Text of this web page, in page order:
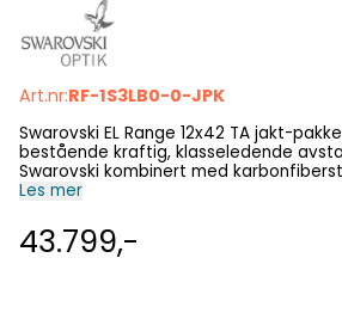
Art.nr:RF-1S3LB0-0-JPK
Swarovski EL Range 12x42 TA jakt-pakke Pakkeløsning bestående kraftig, klasseledende avstandsmålerkikkert fra Swarovski kombinert med karbonfiberstativ og stativadapter. 12x42 er den nyeste og på rekkevidde kraftigste av den nye TA-modellene som fabrikken lanserte i 2021. Modellen finnes også i 8x32, 10x32, 8x42 og 10x42. Om Swarovski EL Range TA Laseravstandsmåler og klasseledende optisk ytelse i skjønn forening. I likhet med de analoge modellene i EL-familien bygger Range-modellene på et solid magnesiumskrog med åpen brokonstruksjon. Magnesium reduserer kikkertens egenvekt, mens den åpne konstruksjonen sikrer et trygt og komfortabelt grep. Med TA er EL Range for første gang på optisk nivå med de analoge EL-modellene, med større synsfelt og bruken av korrigerende field flattener -linser. Disse korrigerer for fortegningsavvik i bildets randsone, og gir dermed full skarphet helt ut mot bildekanten. Som på de øvrige EL-modellene, samt nylanserte NL Pure, er EL TA utstyrt med fluorittholdig glass. Dette spesialglasset er kostbart, tidkrevende og vanskelig å fremstille, men bidrar til fremragende optisk kvalitet. Range-modellene er også utstyrt med linsebelegget Swarotop - som øker kikkertens lysgjennomgang, Swarodur , som jobber i tandem med Swarotop for å minimere lystapet gjennom prismer og samtlige linseelementer. På de reflekterende fasettene på prismene finner vi Swarobright , som i likhet med Swarotop og Swarodur skal sikre høy lysgjennomgang. Sist men ikke minst finner vi en hydrobisk (vannavstøtende) coating, døpt Swaroclean , helt ytterst på objektiv- og okularlinsene. Swaroclean bryter overflatespenningen og medfører at innfallende vann preller av linseoverflatene. I tillegg blir det enklere å fjerne gjenstridige flekker. Avstandsmåleren i praksis På forgjengeren (EL Range WB) var avstandsmåleren designet for å kun hensynta helningsvinkelen og gi jegeren såkalt ekvivalent horisontalavstand (EHR). Denne funksjonen er videreført til EL Range TA, men i tillegg vil kikkerten automatisk innberegne barometrisk trykk, temperatur, i tillegg til at du via blåtann kan mate avstandsmåleren med tre ballistiske profiler, avhengig av hvilket kaliber du skyter med, etc. En annen innovativ løsning som du kun finner på den nye TA-modellen, er et digitalt peilekompass som viser vei mot hvor du foretok siste måling. Dette kommer godt med i kupert terreng, hvor det er lett å ta feil av nøyaktig hvor fellingen skjedde. Denne funksjonen er mulig å bruke både i selve kikkerten, med kompassprojisering i bildet, og/eller ved hjelp av en egen app på smarttelefonen din. Bruker du smarttelefon kan appen basert på GPS-data fra telefonen gi skuddlokasjonen på kart. I tillegg til ovennevnte nyvinninger er avstandsmåleren på nye EL Range TA kraftig forbedret, med høyere presisjon og bedre rekkevidde (fra maks 1375 m på forgjengeren, til 2000 meter på TA). I tillegg er nærgrensen på måleren flyttet fra 30 meter til 10 meter. Når kikkerten er tilkoblet mobiltelefonen via blåtann, kan du velge en av de tre siste avstandsmålingene. Deretter vil telefonen gi deg en rute med startpunkt og sluttpunkt. Startpunktet kan velges enten automatisk eller manuelt. Velger du startpunkt manuelt er det svært viktig at du fortsatt står nøyaktig hvor målingen ble foretatt. Når dette er gjort vil telefonen guide deg mot fellingspunktet. Hvis du har mobildata tilgjengelig kan du se i sanntid på satelittkart hvor du befinner deg, og i hvilken retning du må gå for å finne dyret. Pannestøtte (valgfritt tilbehør) Som det analoge flaggskipet NL Pure, har nye EL Range TA mulighet for å montere en regulerbar pannestøtte. Dette gir trepunktstøtte mot ansiktet og dermed overlegen stabilitet på frihånd. Støtten finner du under relaterte produkter nederst på denne siden. AVSTANDSMÅLER Den integrerte tiltindikatoren med et unikt vinkelskuddprogram, viser enten den justerte skuddavstanden eller vinkelen. EL Range gir deg nøyaktige målinger fra en avstand på 10 meter. PERSONLIG BALLISTIKK Bruk smarttelefonappen til å konfigurere kikkerten etter dine spesifikke behov og individuelle ballistikkdata. Basert på dette og atmosfæriske data som lufttrykk og temperatur, hjelper den deg med å skyte med enda større presisjon, fordi den også gir deg antall klikk som er nødvendig for kikkertsiktet, og den justerte skuddavstanden. TRACKING ASSISTANT Integrert Tracking Assistant gjør det mye enklere å spore byttet ved å veilede deg til stedet der du skjøt det forrige skuddet ditt. Du kan velge å bruke dette programmet via telefonen eller EL Range. FRR PANNESTØTTE EL RANGE Med pannestøtten kan du observere komfortabelt i timevis – ideelt ved maksimal forstørrelse. Den er tilgjengelig som valgfritt tilbehør. Tiltenkt bruksområde Naturlig nok er det jegere som utgjør hovedmålgruppen for EL Range 8x42 og 10x42 W B. Mens 10-ganger-utgaven appellerer mest til de som opererer i store, åpne landskap, er 8x42 av hensyn til synsfelt og lysstyrke velegnet til tettere, skoglendt terreng. Anbefalte rengjøringsartikler finner du under relaterte produkter nederst på denne siden. YouTube-videoer som omhandler Swarovski EL Range TA Presentasjon av EL Range TA Opplæringsvideo EL Range TA Tracking Assistant (TA) Hvordan: Blåtann-kobling mot mobil Hvordan: Justering av diopter Hvordan: Feste nakkereim Hvordan: Ballistikk Swarovskis egen nettpresentasjon av EL Range TA Swarovskis egne sider om EL Range TA Modellens størrelse sett i forhold til markedets mest utbredte kikkertformat: Nøkkeldata • Markedsledende optisk kvalitet fra premium-produsenten Swarovski • Markedets mest avanserte avstandsmålerenhet • Åpen brokonstruksjon for maksimalt grep og brukskomfort • Magnesium-kropp for lettere vekt • Nitrogenfylt og vanntett SPESIFIKASJONER 8x42 10x42 12x42 Artikkelnummer RF-1R3LB0-0 RF-1H3LB0-0 RF-1S3LB0-0 Fabrikat Swarovski Swarovski Swarovski Modellnavn EL Range TA EL Range TA EL Range TA Forstørrelse 8x 10x 12x Objektivdiameter 42 mm 42 mm 42 mm Utgangspupill 5.3 mm 4.2 mm 3.5 mm Synsfelt på 1000 m 140 m 120 m 96 m Nærgrense 5 m 5 m 5 m Øyeavstand 19 mm 19 mm 19 mm Pupillavstand 56-74 mm 56-74 mm 56-74 mm Lysgjennomgang 90 % 90 % 90 % Diopterkompensasjon +/- 5 +/- 5 +/- 5 Måleavstand 10 - 2000 m 10 - 2000 m 10 - 2000 m Strømkilde, batteri 1 x CR2 1 x CR2 1 x CR2 Vanntett Ja, 4 m Ja, 4 m Ja, 4 m Nitrogenfylt Ja Ja Ja Lengde 172 mm 169 mm 168 mm Bredde 136 mm 136 mm 136 mm Vekt 930 g 925 g 930 g Garanti 2 år / 10 år 2 år / 10 år 2 år / 10 år Medfølgende utstyr Veske FSB functional sidebag (Cordura) Nakkereim UCS-R universal comfort strap (neoprene) Okulardeksel Ja Frontdeksel Ja Renseutstyr Linseklut, såpe og børste Annet Gummiplugger for frontdekselfeste Garantien på Swarovski EL Range kjøpt i Norge Swarovski EL Range håndkikkerter med avstandsmåler har en internasjonal garanti på 10 år på selve kikkerten, og 2 år på elektronikken. I Swarovskis garantikort tilføyes det at fabrikkgarantiens varighet ikke på noen måte kan begrense den lovbestemte reklamasjonsretten i det landet kikkerten kjøpes. Det betyr at Swarovski - slik KikkertSpesialisten tolker det – åpenbart har forpliktet seg til 5 års fabrikkgaranti på kikkerter som kjøpes av privatpersoner i Norge, også når det gjelder elektronikken i disse. For mer detaljer om garantibetingelser henvises til garantikortet. OM KOPIRETTIGHETER OG ÅNDSVERKSLOVEN KikkertSpesialisten AS bruker betydelige ressurser på å skrive artikler og tekster på dette nettstedet. Swarovski Optik leverer ikke norskspråklige produkttekster, derfor er teksten ovenfor i sin helhet forfattet av oss. Vi står også for mye av grafikken og bildematerialet selv – også produktbilder og bilder av produktene i bruk. Bilder og bildemateriale vi har produsert selv er merket med vår logo. Alt annet bildemateriale er vi gitt tillatelse av importører/distributører/produsenter til å bruke. All kopiering av tekst og opphavsbeskyttede bilder fra vårt nettsted er å anse som et brudd på åndsverksloven og vil bli håndtert deretter. Det kreves skriftlig samtykke fra KikkertSpesialisten AS
Les mer
43.799,-